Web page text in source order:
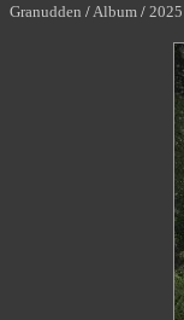
Granudden /Album / 2025